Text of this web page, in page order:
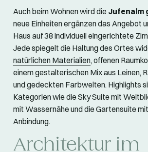
Auch beim Wohnen wird die Jufenalm
neue Einheiten ergänzen das Angebot
Haus auf 38 individuell eingerichtete
Jede spiegelt die Haltung des Ortes
natürlichen Materialien, offenen
einem gestalterischen Mix aus Leinen,
und gedeckten Farbwelten. Highlights
Kategorien wie die Sky Suite mit
mit Wassernähe und die Gartensuite
Anbindung.
Architektur im